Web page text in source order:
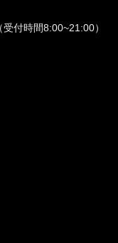
付時間8:00~21:00）